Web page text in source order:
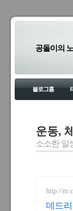
공돌이의
블로그홈
운동,
소소한 일
http://
데드